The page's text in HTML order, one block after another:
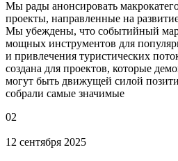
Мы рады анонсировать
проекты, направленные на
Мы убеждены, что событийный
мощных инструментов для
и привлечения туристических
создана для проектов, которые
могут быть движущей силой
собрали самые значимые
02
12 сентября 2025